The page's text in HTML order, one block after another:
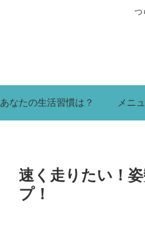
つ
あなたの生活習慣は？ メニ
速く走りたい！
プ！